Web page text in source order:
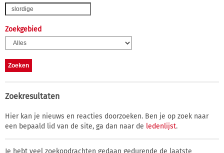
Zoekgebied
Zoekresultaten
Hier kan je nieuws en reacties doorzoeken. Ben je op zoek naar
een bepaald lid van de site, ga dan naar de ledenlijst.
Je hebt veel zoekopdrachten gedaan gedurende de laatste